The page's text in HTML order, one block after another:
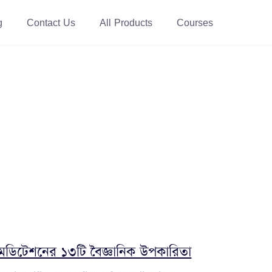
Contact Us All Products Courses
১৩টি বৈজ্ঞানিক উপকারিতা